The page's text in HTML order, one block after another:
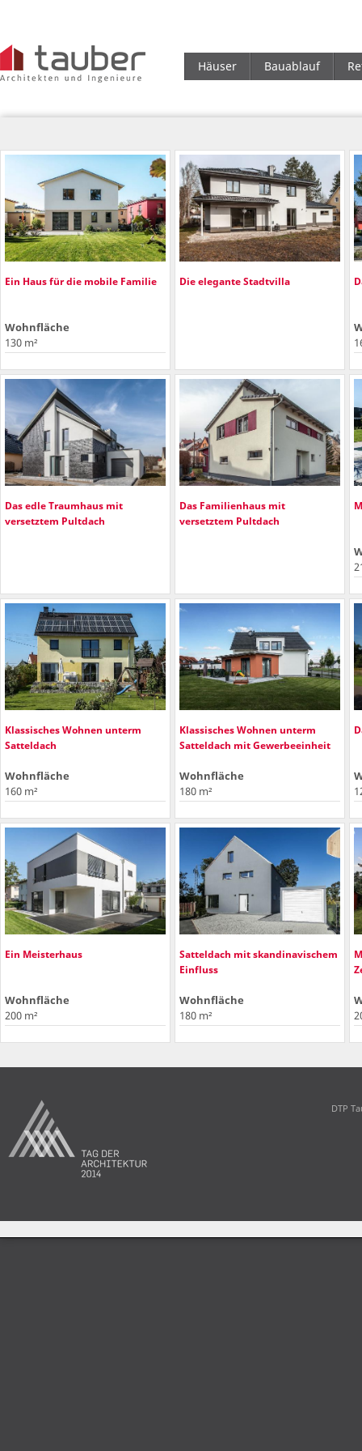
Häuser Bauablauf
Ein Haus für die mobile Familie
Wohnfläche
130 m²
Die elegante Stadtvilla
Das edle Traumhaus mit
versetztem Pultdach
Das Familienhaus mit
versetztem Pultdach
Klassisches Wohnen unterm
Satteldach
Wohnfläche
160 m²
Klassisches Wohnen unterm
Satteldach mit Gewerbeeinheit
Wohnfläche
180 m²
Ein Meisterhaus
Wohnfläche
200 m²
Satteldach mit skandinavischem
Einfluss
Wohnfläche
180 m²
DTP